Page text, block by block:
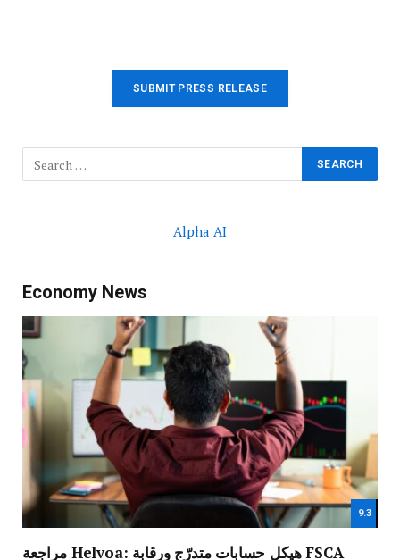
SUBMIT PRESS RELEASE
Alpha AI
Economy News
9.3
مراجعة Helvoa: هيكل حسابات متدرّج ورقابة FSCA